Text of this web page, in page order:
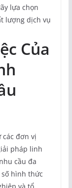
lựa chọn
lượng dịch vụ
Của
các đơn vị
pháp linh
cầu đa
hình thức